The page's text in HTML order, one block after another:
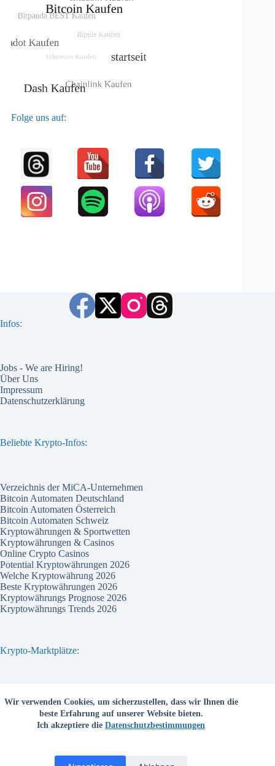
Wir verwenden Cookies, um sicherzustellen, dass wir Ihnen die
beste Erfahrung auf unserer Website bieten.
Ich akzeptiere dieDatenschutzbestimmungen
Folge uns auf:
Infos:
Jobs - We are Hiring!
Über Uns
Impressum
Datenschutzerklärung
Beliebte Krypto-Infos:
Verzeichnis der MiCA-Unternehmen
Bitcoin Automaten Deutschland
Bitcoin Automaten Österreich
Bitcoin Automaten Schweiz
Kryptowährungen & Sportwetten
Kryptowährungen & Casinos
Online Crypto Casinos
Potential Kryptowährungen 2026
Welche Kryptowährung 2026
Beste Kryptowährungen 2026
Kryptowährungs Prognose 2026
Kryptowährungs Trends 2026
Krypto-Marktplätze:
Bitpanda
Bitcoin.de